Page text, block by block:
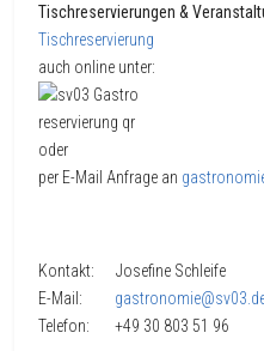
Tischreservierungen &
Tischreservierung
auch online unter:
oder
per E-Mail Anfrage an
Kontakt: Josefine Schleife
E-Mail:
Telefon: +49 30 803 51 96